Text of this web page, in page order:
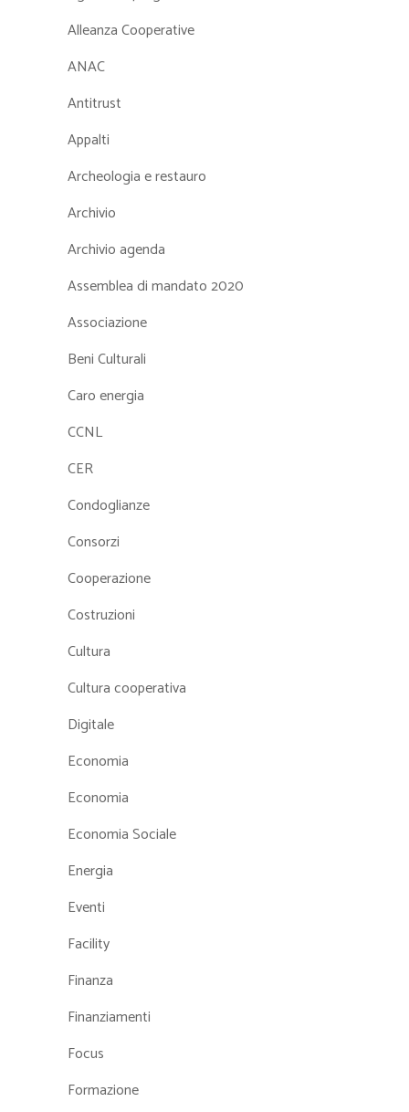
Alleanza Cooperative
ANAC
Antitrust
Appalti
Archeologia e restauro
Archivio
Archivio agenda
Assemblea di mandato 2020
Associazione
Beni Culturali
Caro energia
CCNL
CER
Condoglianze
Consorzi
Cooperazione
Costruzioni
Cultura
Cultura cooperativa
Digitale
Economia
Economia
Economia Sociale
Energia
Eventi
Facility
Finanza
Finanziamenti
Focus
Formazione